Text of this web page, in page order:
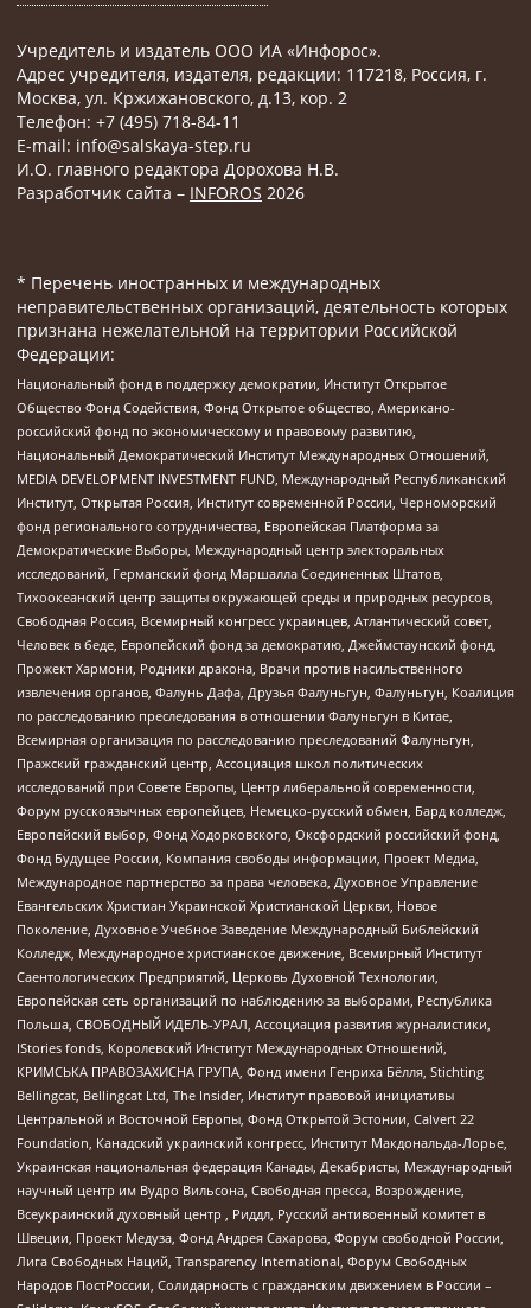
Учредитель и издатель ООО ИА «Инфорос».
Адрес учредителя, издателя, редакции: 117218, Россия, г.
Москва, ул. Кржижановского, д.13, кор. 2
Телефон: +7 (495) 718-84-11
E-mail: info@salskaya-step.ru
И.О. главного редактора Дорохова Н.В.
Разработчик сайта – INFOROS 2026
* Перечень иностранных и международных
неправительственных организаций, деятельность которых
признана нежелательной на территории Российской
Федерации:
Национальный фонд в поддержку демократии, Институт Открытое
Общество Фонд Содействия, Фонд Открытое общество, Американо-
российский фонд по экономическому и правовому развитию,
Национальный Демократический Институт Международных Отношений,
MEDIA DEVELOPMENT INVESTMENT FUND, Международный Республиканский
Институт, Открытая Россия, Институт современной России, Черноморский
фонд регионального сотрудничества, Европейская Платформа за
Демократические Выборы, Международный центр электоральных
исследований, Германский фонд Маршалла Соединенных Штатов,
Тихоокеанский центр защиты окружающей среды и природных ресурсов,
Свободная Россия, Всемирный конгресс украинцев, Атлантический совет,
Человек в беде, Европейский фонд за демократию, Джеймстаунский фонд,
Прожект Хармони, Родники дракона, Врачи против насильственного
извлечения органов, Фалунь Дафа, Друзья Фалуньгун, Фалуньгун, Коалиция
по расследованию преследования в отношении Фалуньгун в Китае,
Всемирная организация по расследованию преследований Фалуньгун,
Пражский гражданский центр, Ассоциация школ политических
исследований при Совете Европы, Центр либеральной современности,
Форум русскоязычных европейцев, Немецко-русский обмен, Бард колледж,
Европейский выбор, Фонд Ходорковского, Оксфордский российский фонд,
Фонд Будущее России, Компания свободы информации, Проект Медиа,
Международное партнерство за права человека, Духовное Управление
Евангельских Христиан Украинской Христианской Церкви, Новое
Поколение, Духовное Учебное Заведение Международный Библейский
Колледж, Международное христианское движение, Всемирный Институт
Саентологических Предприятий, Церковь Духовной Технологии,
Европейская сеть организаций по наблюдению за выборами, Республика
Польша, СВОБОДНЫЙ ИДЕЛЬ-УРАЛ, Ассоциация развития журналистики,
IStories fonds, Королевский Институт Международных Отношений,
КРИМСЬКА ПРАВОЗАХИСНА ГРУПА, Фонд имени Генриха Бёлля, Stichting
Bellingcat, Bellingcat Ltd, The Insider, Институт правовой инициативы
Центральной и Восточной Европы, Фонд Открытой Эстонии, Calvert 22
Foundation, Канадский украинский конгресс, Институт Макдональда-Лорье,
Украинская национальная федерация Канады, Декабристы, Международный
научный центр им Вудро Вильсона, Свободная пресса, Возрождение,
Всеукраинский духовный центр , Риддл, Русский антивоенный комитет в
Швеции, Проект Медуза, Фонд Андрея Сахарова, Форум свободной России,
Лига Свободных Наций, Transparеncy International, Форум Свободных
Народов ПостРоссии, Солидарность с гражданским движением в России –